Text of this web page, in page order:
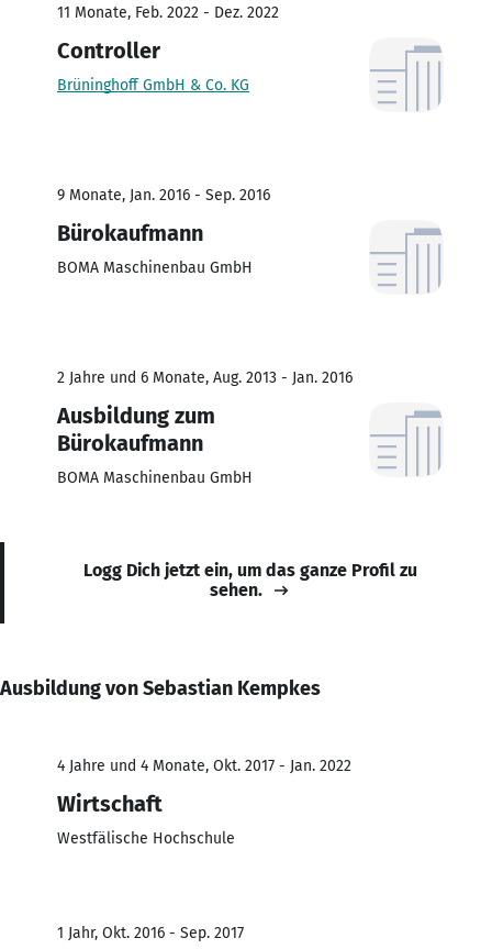
11 Monate, Feb. 2022 - Dez. 2022
Controller
Brüninghoff GmbH & Co. KG
9 Monate, Jan. 2016 - Sep. 2016
Bürokaufmann
BOMA Maschinenbau GmbH
2 Jahre und 6 Monate, Aug. 2013 - Jan. 2016
Ausbildung zum
Bürokaufmann
BOMA Maschinenbau GmbH
Logg Dich jetzt ein, um das ganze Profil zu
sehen.
Ausbildung von Sebastian Kempkes
4 Jahre und 4 Monate, Okt. 2017 - Jan. 2022
Wirtschaft
Westfälische Hochschule
1 Jahr, Okt. 2016 - Sep. 2017